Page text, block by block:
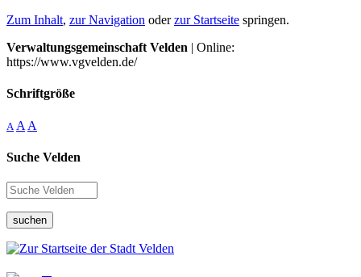
Zum Inhalt, zur Navigation oderzur Startseite springen.
Verwaltungsgemeinschaft Velden | Online:
https://www.vgvelden.de/
Schriftgröße
A A A
Suche Velden
suchen